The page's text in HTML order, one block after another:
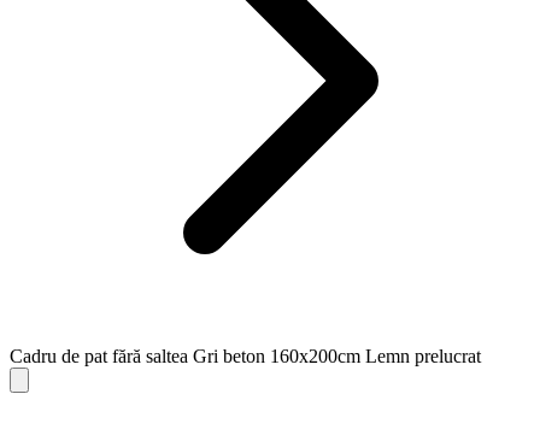
Cadru de pat fără saltea Gri beton 160x200cm Lemn prelucrat